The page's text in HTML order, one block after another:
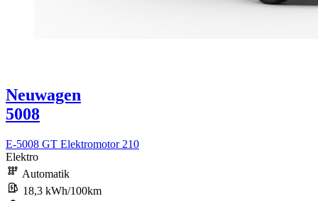
Neuwagen
5008
E-5008 GT Elektromotor 210
Elektro
Automatik
18,3 kWh/100km